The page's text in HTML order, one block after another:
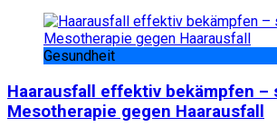
Gesundheit
Haarausfall effektiv bekämpfen –
Mesotherapie gegen Haarausfall